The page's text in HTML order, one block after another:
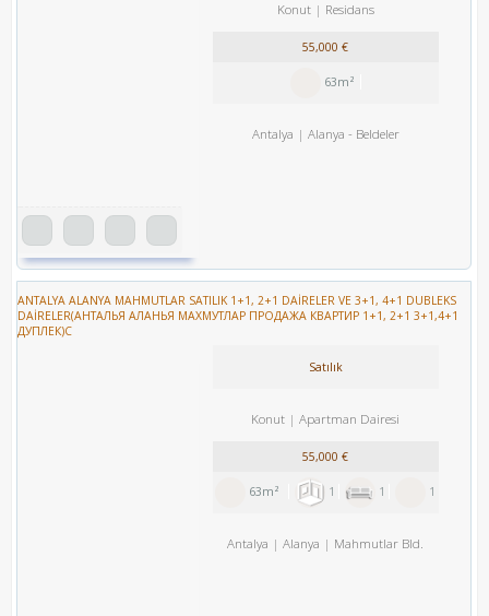
Konut Residans
55,000 €
63m²
Antalya Alanya - Beldeler
ANTALYA ALANYA MAHMUTLAR SATILIK 1+1, 2+1 DAİRELER VE 3+1, 4+1 DUBLEKS
DAİRELER(АНТАЛЬЯ АЛАНЬЯ МАХМУТЛАР ПРОДАЖА КВАРТИР 1+1, 2+1 3+1,4+1
ДУПЛЕК)С
Satılık
Konut Apartman Dairesi
55,000 €
63m² 1 1 1
Antalya Alanya Mahmutlar Bld.